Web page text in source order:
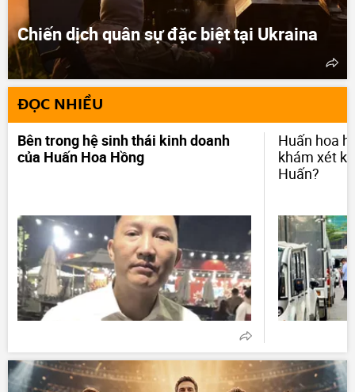
Chiến dịch quân sự đặc biệt tại Ukraina
ĐỌC NHIỀU
Bên trong hệ sinh thái kinh doanh
của Huấn Hoa Hồng
Huấn hoa
khám xét
Huấn?